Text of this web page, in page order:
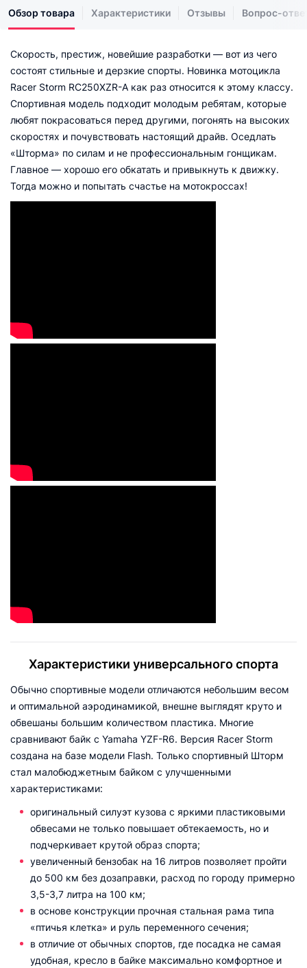
Обзор товара Характеристики Отзывы Вопрос-
Скорость, престиж, новейшие разработки — вот из чего
состоят стильные и дерзкие спорты. Новинка мотоцикла
Racer Storm RC250XZR-A как раз относится к этому классу.
Спортивная модель подходит молодым ребятам, которые
любят покрасоваться перед другими, погонять на высоких
скоростях и почувствовать настоящий драйв. Оседлать
«Шторма» по силам и не профессиональным гонщикам.
Главное — хорошо его обкатать и привыкнуть к движку.
Тогда можно и попытать счастье на мотокроссах!
Характеристики универсального спорта
Обычно спортивные модели отличаются небольшим весом
и оптимальной аэродинамикой, внешне выглядят круто и
обвешаны большим количеством пластика. Многие
сравнивают байк с Yamaha YZF-R6. Версия Racer Storm
создана на базе модели Flash. Только спортивный Шторм
стал малобюджетным байком с улучшенными
характеристиками:
оригинальный силуэт кузова с яркими пластиковыми
обвесами не только повышает обтекаемость, но и
подчеркивает крутой образ спорта;
увеличенный бензобак на 16 литров позволяет пройти
до 500 км без дозаправки, расход по городу примерно
3,5-3,7 литра на 100 км;
в основе конструкции прочная стальная рама типа
«птичья клетка» и руль переменного сечения;
в отличие от обычных спортов, где посадка не самая
удобная, кресло в байке максимально комфортное и